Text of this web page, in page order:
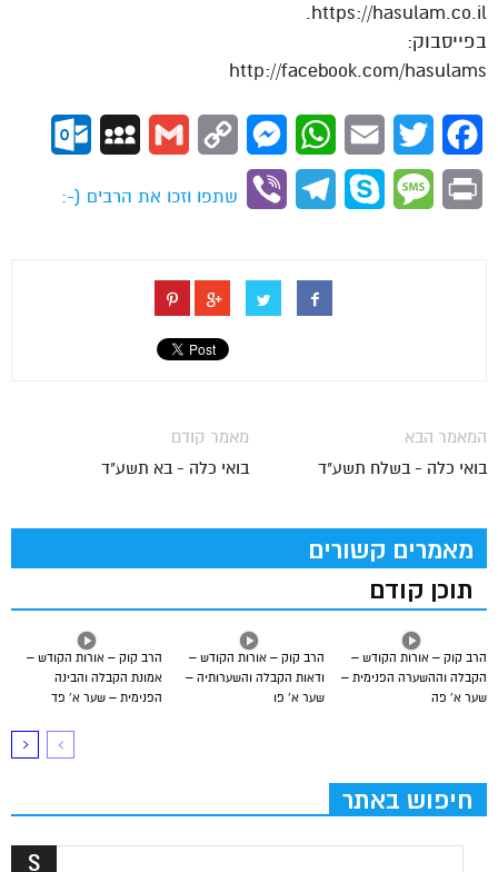
https://hasulam.co.il.
בפייסבוק:
http://facebook.com/hasulams
Facebook
Twitter
Email
WhatsApp
Messenger
Copy
Gmail
MySpace
Print
Message
Skype
Telegram
Viber
שתפו וזכו את הרבים (-:
מאמר קודם
בואי כלה - בא תשע"ד
המאמר הבא
בואי כלה - בשלח תשע"ד
מאמרים קשורים
תוכן קודם
הרב קוק – אורות הקודש –
אמונת הקבלה והבינה
הפנימית – שער א’ פד
הרב קוק – אורות הקודש –
ודאות הקבלה והשערותיה –
שער א’ פו
הרב קוק – אורות הקודש –
הקבלה וההשערה הפנימית –
שער א’ פה
חיפוש באתר